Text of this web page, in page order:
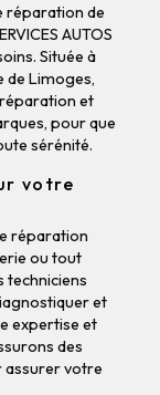
réparation de
AUTOS
Située à
de Limoges,
et
pour que
sérénité.
votre
réparation
ou tout
techniciens
et
expertise et
des
assurer votre